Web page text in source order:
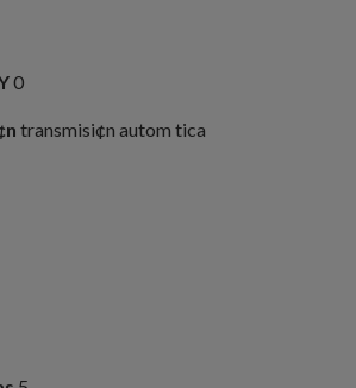
0
transmisi¢n autom tica